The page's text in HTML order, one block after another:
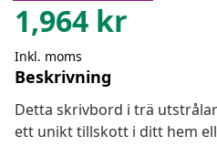
1,964 kr
Inkl. moms
Beskrivning
Detta skrivbord i trä
ett unikt tillskott i ditt hem